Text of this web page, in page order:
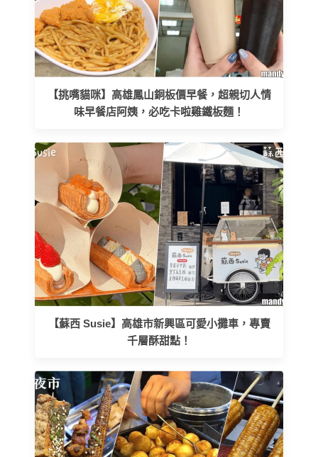
【挑嘴貓咪】高雄鳳山銅板價早餐，超親切人情
味早餐店阿姨，必吃卡啦雞鐵板麵！
【蘇西 Susie】高雄市新興區可愛小攤車，專賣
千層酥甜點！